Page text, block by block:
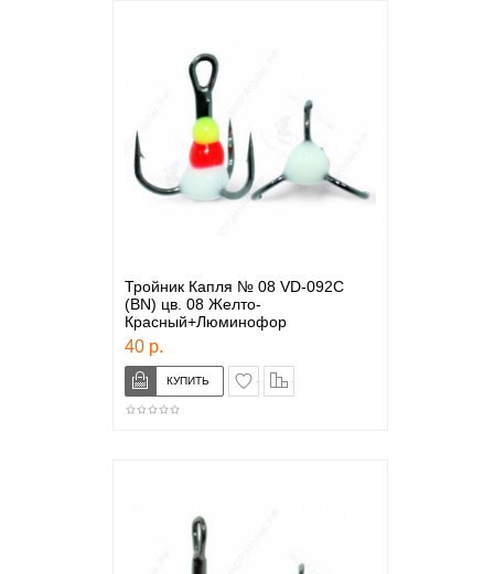
Тройник Капля № 08 VD-092C
(BN) цв. 08 Желто-
Красный+Люминофор
40 р.
в закладки